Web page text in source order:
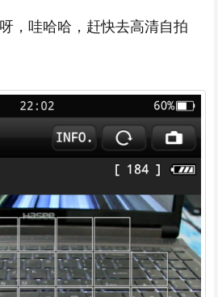
，哇哈哈，赶快去高清自拍